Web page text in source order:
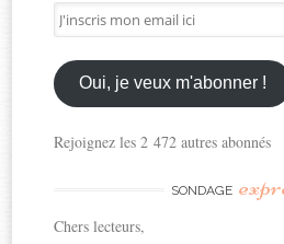
J'inscris
mon
email
ici
Oui, je veux m'abonner !
Rejoignez les 2 472 autres abonnés
SONDAGE
Chers lecteurs,